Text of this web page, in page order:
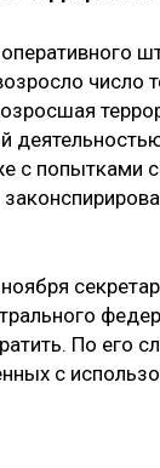
число
с попытками
По его
с